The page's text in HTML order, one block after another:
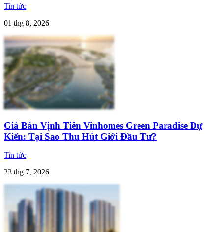
Tin tức
01 thg 8, 2026
Giá Bán Vịnh Tiên Vinhomes Green Paradise Dự
Kiến: Tại Sao Thu Hút Giới Đầu Tư?
Tin tức
23 thg 7, 2026